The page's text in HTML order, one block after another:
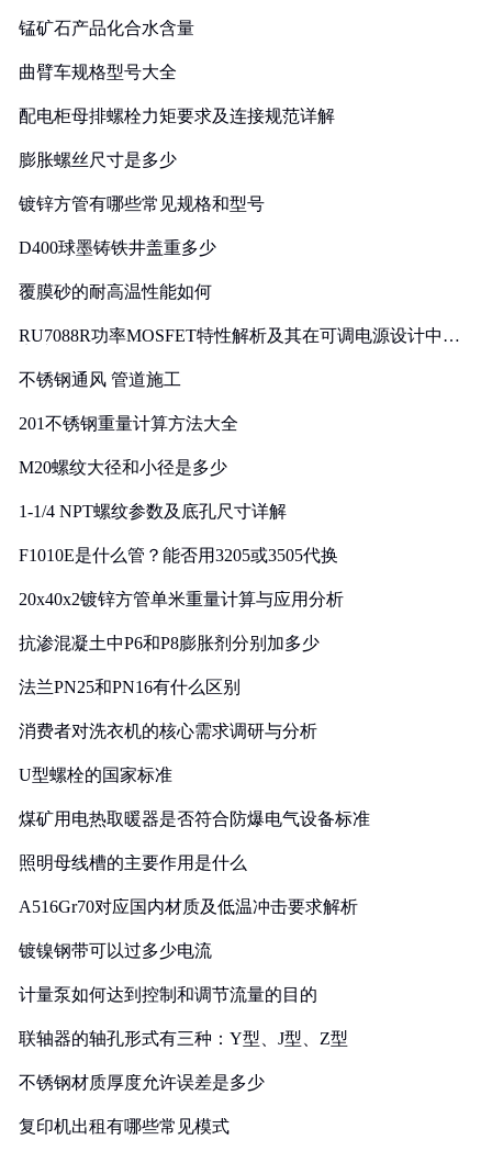
锰矿石产品化合水含量
曲臂车规格型号大全
配电柜母排螺栓力矩要求及连接规范详解
膨胀螺丝尺寸是多少
镀锌方管有哪些常见规格和型号
D400球墨铸铁井盖重多少
覆膜砂的耐高温性能如何
RU7088R功率MOSFET特性解析及其在可调电源设计中的
不锈钢通风 管道施工
201不锈钢重量计算方法大全
M20螺纹大径和小径是多少
1-1/4 NPT螺纹参数及底孔尺寸详解
F1010E是什么管？能否用3205或3505代换
20x40x2镀锌方管单米重量计算与应用分析
抗渗混凝土中P6和P8膨胀剂分别加多少
法兰PN25和PN16有什么区别
消费者对洗衣机的核心需求调研与分析
U型螺栓的国家标准
煤矿用电热取暖器是否符合防爆电气设备标准
照明母线槽的主要作用是什么
A516Gr70对应国内材质及低温冲击要求解析
镀镍钢带可以过多少电流
计量泵如何达到控制和调节流量的目的
联轴器的轴孔形式有三种：Y型、J型、Z型
不锈钢材质厚度允许误差是多少
复印机出租有哪些常见模式